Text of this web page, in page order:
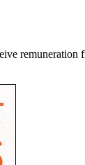
remuneration